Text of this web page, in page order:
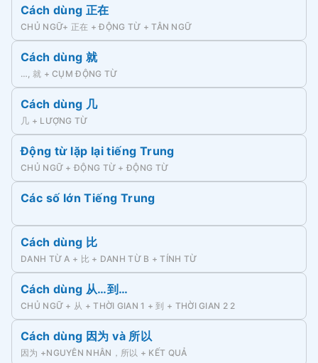
Cách dùng 正在
CHỦ NGỮ+ 正在 + ĐỘNG TỪ + TÂN NGỮ
Cách dùng 就
…, 就 + CỤM ĐỘNG TỪ
Cách dùng 几
几 + LƯỢNG TỪ
Động từ lặp lại tiếng Trung
CHỦ NGỮ + ĐỘNG TỪ + ĐỘNG TỪ
Các số lớn Tiếng Trung
Cách dùng 比
DANH TỪ A + 比 + DANH TỪ B + TÍNH TỪ
Cách dùng 从…到…
CHỦ NGỮ + 从 + THỜI GIAN 1 + 到 + THỜI GIAN 2 2
Cách dùng 因为 và 所以
因为 +NGUYÊN NHÂN，所以 + KẾT QUẢ